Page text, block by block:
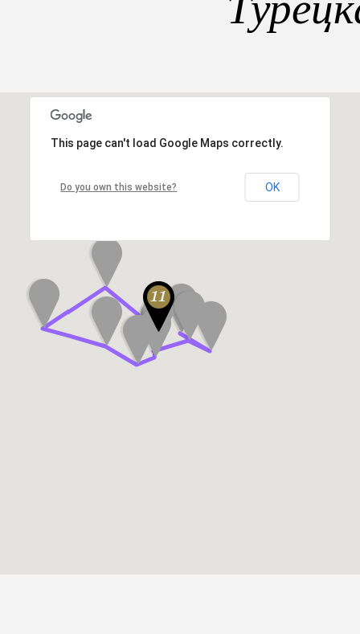
This page can't load Google Maps correctly.
Do you own this website? OK